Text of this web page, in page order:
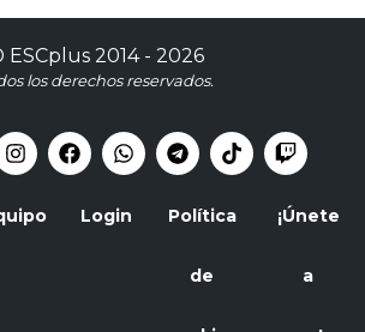
ESCplus2014 - 2026
los derechos reservados.
Login Política
de
¡Únete
a